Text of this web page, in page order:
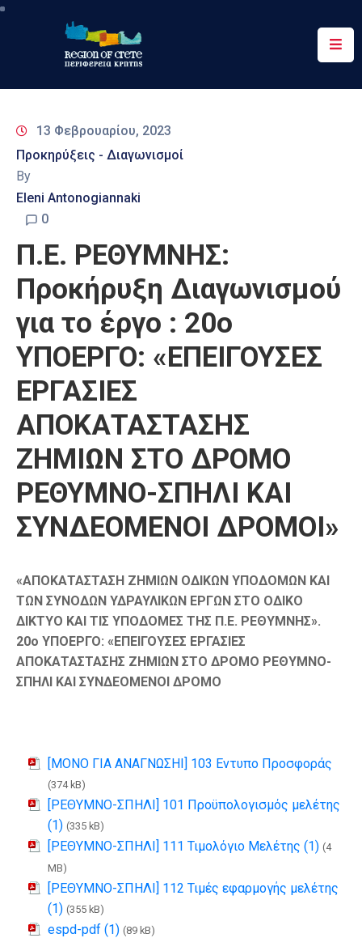
Περιφέρεια
&
Δράσεις
Ψηφιακές
Επικοινωνία
13 Φεβρουαρίου, 2023
Προκηρύξεις - Διαγωνισμοί
By
Eleni Antonogiannaki
0
Π.Ε. ΡΕΘΥΜΝΗΣ:
Προκήρυξη Διαγωνισμού
για το έργο : 20o
ΥΠΟΕΡΓΟ: «ΕΠΕΙΓΟΥΣΕΣ
ΕΡΓΑΣΙΕΣ
ΑΠΟΚΑΤΑΣΤΑΣΗΣ
ΖΗΜΙΩΝ ΣΤΟ ΔΡΟΜΟ
ΡΕΘΥΜΝΟ-ΣΠΗΛΙ ΚΑΙ
ΣΥΝΔΕΟΜΕΝΟΙ ΔΡΟΜΟΙ»
«ΑΠΟΚΑΤΑΣΤΑΣΗ ΖΗΜΙΩΝ Ο∆ΙΚΩΝ ΥΠΟ∆ΟΜΩΝ ΚΑΙ
ΤΩΝ ΣΥΝΟ∆ΩΝ Υ∆ΡΑΥΛΙΚΩΝ ΕΡΓΩΝ ΣΤΟ Ο∆ΙΚΟ
∆ΙΚΤΥΟ ΚΑΙ ΤΙΣ ΥΠΟ∆ΟΜΕΣ ΤΗΣ Π.Ε. ΡΕΘΥΜΝΗΣ».
20o ΥΠΟΕΡΓΟ: «ΕΠΕΙΓΟΥΣΕΣ ΕΡΓΑΣΙΕΣ
ΑΠΟΚΑΤΑΣΤΑΣΗΣ ΖΗΜΙΩΝ ΣΤΟ ΔΡΟΜΟ ΡΕΘΥΜΝΟ-
ΣΠΗΛΙ ΚΑΙ ΣΥΝΔΕΟΜΕΝΟΙ ΔΡΟΜΟ
[ΜΟΝΟ ΓΙΑ ΑΝΑΓΝΩΣΗΙ] 103 Εντυπο Προσφοράς
(374 kB)
[ΡΕΘΥΜΝΟ-ΣΠΗΛΙ] 101 Προϋπολογισμός μελέτης
(1) (335 kB)
[ΡΕΘΥΜΝΟ-ΣΠΗΛΙ] 111 Τιμολόγιο Μελέτης (1) (4
MB)
[ΡΕΘΥΜΝΟ-ΣΠΗΛΙ] 112 Τιμές εφαρμογής μελέτης
(1) (355 kB)
espd-pdf (1) (89 kB)